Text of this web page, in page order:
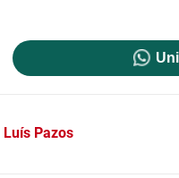
Luís Pazos